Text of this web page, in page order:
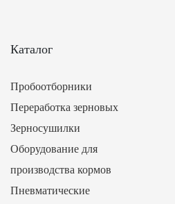
Каталог
Пробоотборники
Переработка зерновых
Зерносушилки
Оборудование для
производства кормов
Пневматические